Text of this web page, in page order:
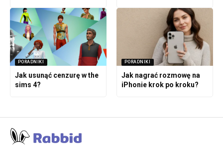
PORADNIKI
Jak usunąć cenzurę w the
sims 4?
PORADNIKI
Jak nagrać rozmowę na
iPhonie krok po kroku?